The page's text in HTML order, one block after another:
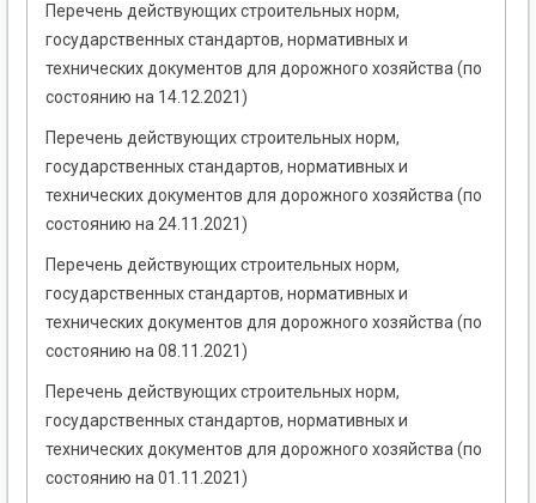
Перечень действующих строительных норм,
государственных стандартов, нормативных и
технических документов для дорожного хозяйства (по
состоянию на 14.12.2021)
Перечень действующих строительных норм,
государственных стандартов, нормативных и
технических документов для дорожного хозяйства (по
состоянию на 24.11.2021)
Перечень действующих строительных норм,
государственных стандартов, нормативных и
технических документов для дорожного хозяйства (по
состоянию на 08.11.2021)
Перечень действующих строительных норм,
государственных стандартов, нормативных и
технических документов для дорожного хозяйства (по
состоянию на 01.11.2021)